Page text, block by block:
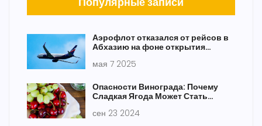
Аэрофлот отказался от рейсов в
Абхазию на фоне открытия
мая 7 2025
Опасности Винограда: Почему
Сладкая Ягода Может Стать
сен 23 2024